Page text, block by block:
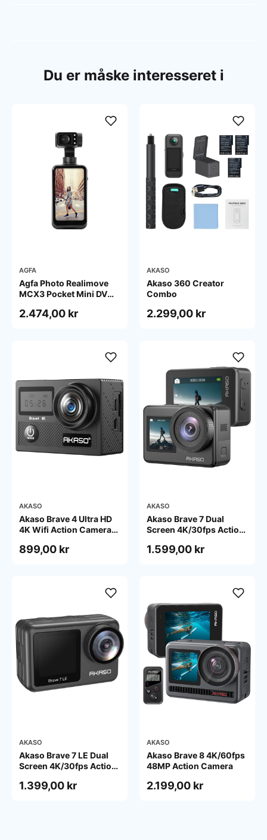
Du er måske interesseret i
AGFA
Agfa Photo Realimove
MCX3 Pocket Mini DV
2.474,00 kr
AKASO
Akaso 360 Creator
Combo
2.299,00 kr
AKASO
Akaso Brave 4 Ultra HD
4K Wifi Action Camera
899,00 kr
AKASO
Akaso Brave 7 Dual
Screen 4K/30fps Action
Waterproof
1.599,00 kr
AKASO
Akaso Brave 7 LE Dual
Screen 4K/30fps Action
1.399,00 kr
AKASO
Akaso Brave 8 4K/60fps
48MP Action Camera
2.199,00 kr